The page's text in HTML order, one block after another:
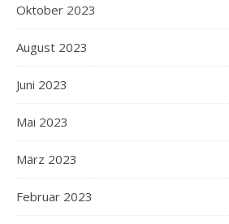
Oktober 2023
August 2023
Juni 2023
Mai 2023
März 2023
Februar 2023